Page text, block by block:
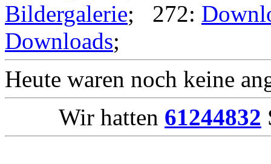
Bildergalerie; 272:
Downloads;
Heute waren noch keine
Wir hatten 61244832